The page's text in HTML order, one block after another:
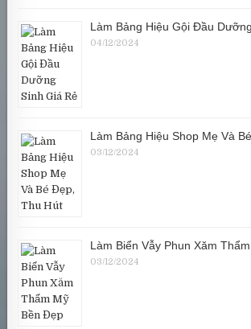
Làm Bảng Hiệu Gội Đầu
04/12/2024
Làm Bảng Hiệu Shop Mẹ Và
03/12/2024
Làm Biển Vẫy Phun Xăm
03/12/2024